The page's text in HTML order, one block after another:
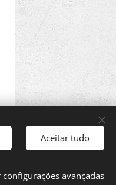
Aceitar tudo
avançadas